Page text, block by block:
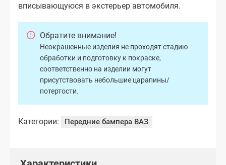
вписывающуюся в экстерьер автомобиля.
Обратите внимание!
Неокрашенные изделия не проходят стадию
обработки и подготовку к покраске,
соответственно на изделии могут
присутствовать небольшие царапины/
потертости.
Категории: Передние бампера ВАЗ